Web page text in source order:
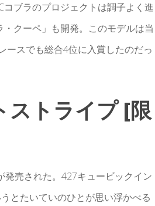
ブラのプロジェクトは調子よく進
クーペ」も開発。このモデルは当
ースでも総合4位に入賞したのだっ
ストライプ [限
売された。427キュービックイン
とたいていのひとが思い浮かべる